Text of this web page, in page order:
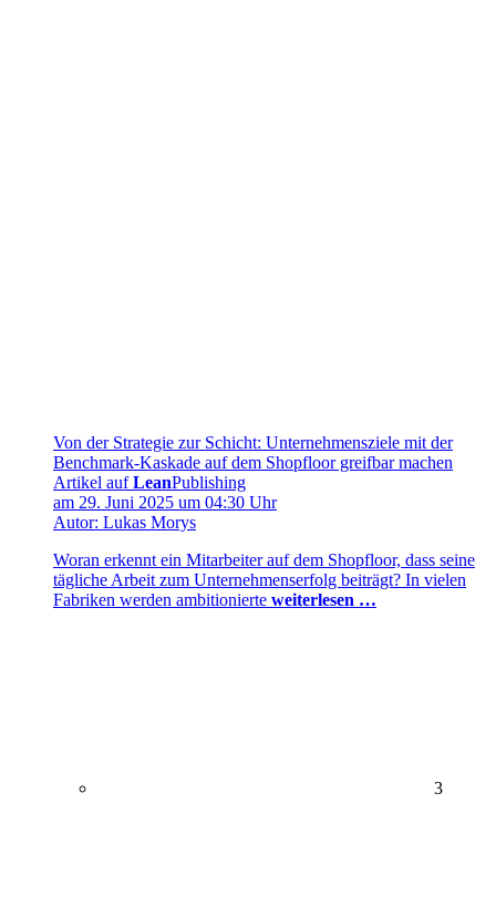
Von der Strategie zur Schicht: Unternehmensziele mit der
Benchmark-Kaskade auf dem Shopfloor greifbar machen
Artikel aufLeanPublishing
am 29. Juni 2025 um 04:30 Uhr
Autor: Lukas Morys
Woran erkennt ein Mitarbeiter auf dem Shopfloor, dass seine
tägliche Arbeit zum Unternehmenserfolg beiträgt? In vielen
Fabriken werden ambitionierte weiterlesen …
3